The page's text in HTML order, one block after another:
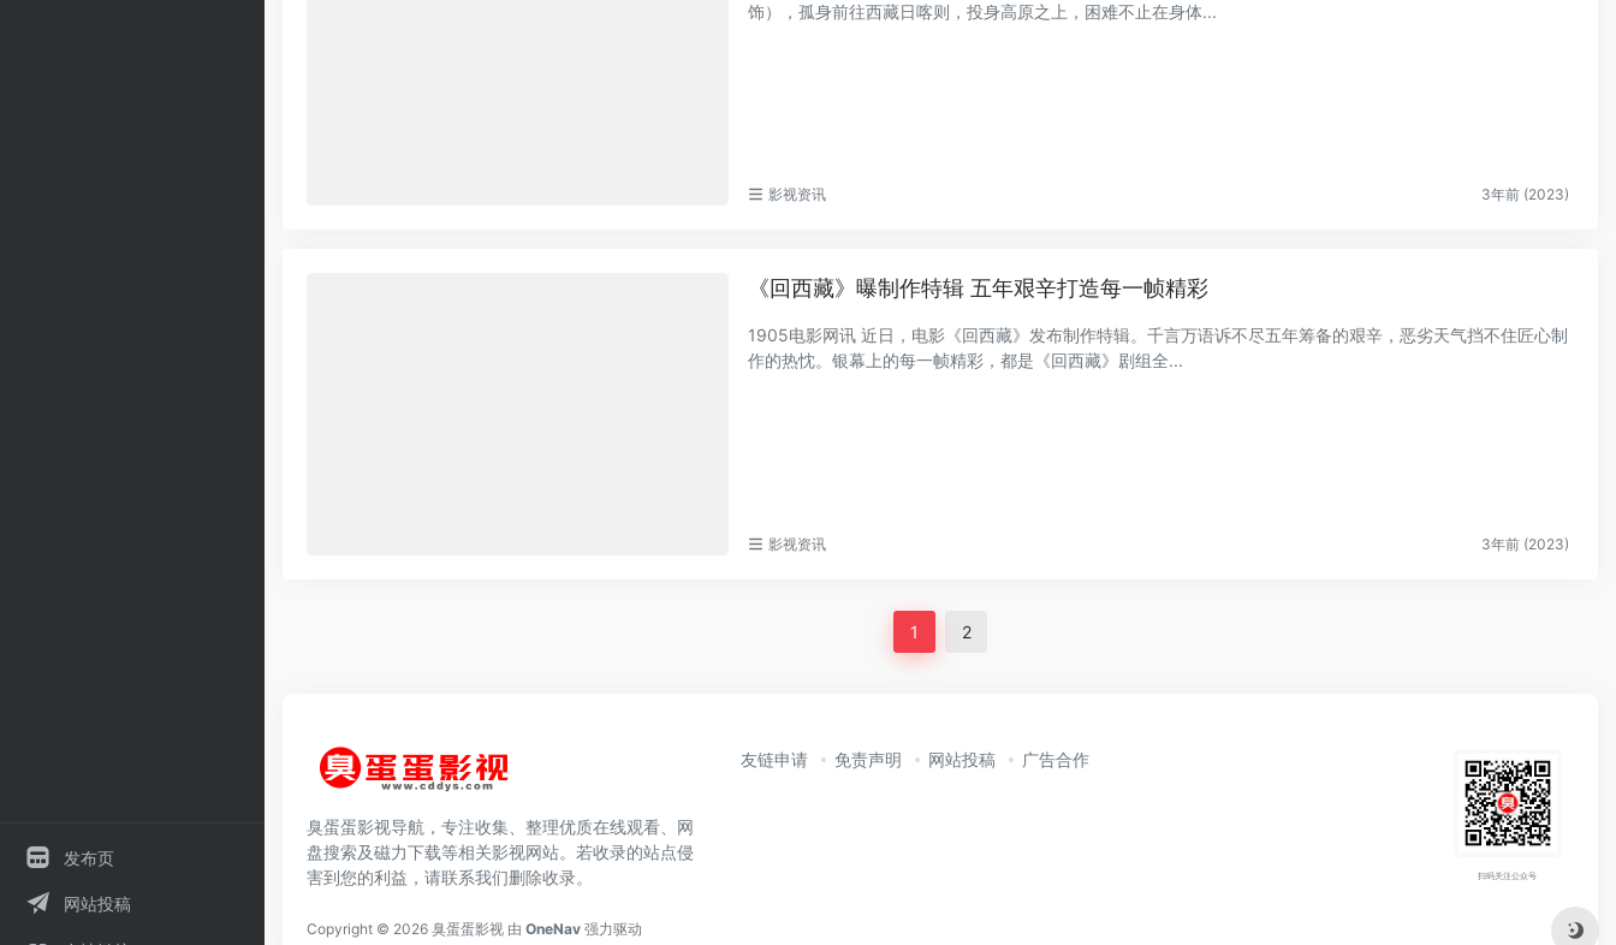
发布页
网站投稿
饰），孤身前往西藏日喀则，投身高原之上，困难不止在身体...
影视资讯 3年前 (2023)
《回西藏》曝制作特辑 五年艰辛打造每一帧精彩
1905电影网讯 近日，电影《回西藏》发布制作特辑。千言万语诉不尽五年筹备的艰辛，恶劣天气挡不住匠心制
作的热忱。银幕上的每一帧精彩，都是《回西藏》剧组全...
影视资讯 3年前 (2023)
1 2
臭蛋蛋影视导航，专注收集、整理优质在线观看、网
盘搜索及磁力下载等相关影视网站。若收录的站点侵
害到您的利益，请联系我们删除收录。
友链申请 免责声明 网站投稿 广告合作
扫码关注公众号
Copyright © 2026 臭蛋蛋影视 由 OneNav 强力驱动